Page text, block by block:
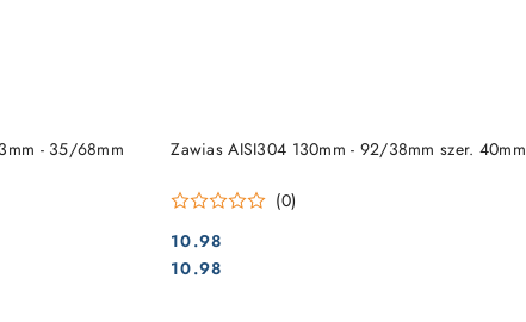
- 35/68mm
Zawias AISI304 130mm - 92/38mm szer. 40mm
(0)
Cena:
10.98
Cena:
10.98
DO KOSZYKA